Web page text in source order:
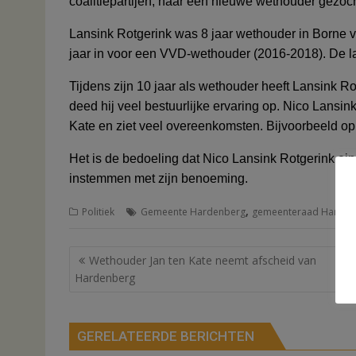
Lansink Rotgerink was 8 jaar wethouder in Borne
jaar in voor een VVD-wethouder (2016-2018). De
Tijdens zijn 10 jaar als wethouder heeft Lansink
deed hij veel bestuurlijke ervaring op. Nico
Kate en ziet veel overeenkomsten. Bijvoorbeeld
Het is de bedoeling dat Nico Lansink Rotgerink
instemmen met zijn benoeming.
Politiek Gemeente Hardenberg, gemeenteraad
Bericht
navigatie
Wethouder Jan ten Kate neemt afscheid van
Hardenberg
GERELATEERDE BERICHTEN